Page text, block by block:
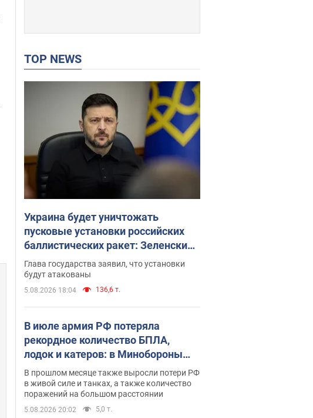
TOP NEWS
Украина будет уничтожать
пусковые установки российских
баллистических ракет: Зеленский
провел заседание СНБО
Глава государства заявил, что установки
будут атакованы
5.08.2026 18:04 136,6 т.
В июле армия РФ потеряла
рекордное количество БПЛА,
лодок и катеров: в Минобороны
обнародовали статистику
В прошлом месяце также выросли потери РФ
в живой силе и танках, а также количество
поражений на большом расстоянии
5.08.2026 20:02 5,0 т.